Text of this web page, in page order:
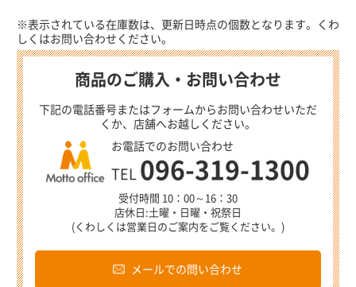
※表示されている在庫数は、更新日時点の個数となります。くわ
しくはお問い合わせください。
商品のご購入・お問い合わせ
下記の電話番号またはフォームからお問い合わせいただ
くか、店舗へお越しください。
お電話でのお問い合わせ
TEL 096-319-1300
受付時間 10：00～16：30
店休日:土曜・日曜・祝祭日
(くわしくは営業日のご案内をご覧ください。)
メールでの問い合わせ